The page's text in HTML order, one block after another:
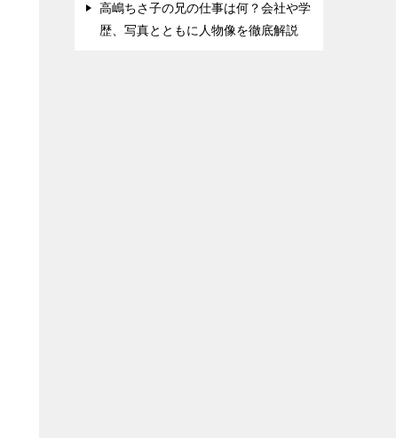
高嶋ちさ子の兄の仕事は何？会社や学
歴、写真とともに人物像を徹底解説